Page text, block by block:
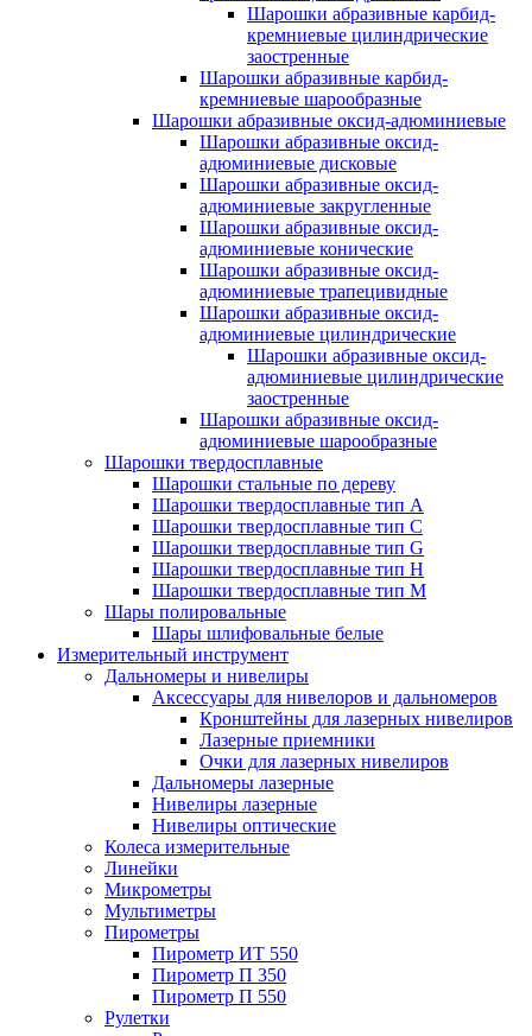
Шарошки абразивные карбид-
кремниевые цилиндрические
заостренные
Шарошки абразивные карбид-
кремниевые шарообразные
Шарошки абразивные оксид-адюминиевые
Шарошки абразивные оксид-
адюминиевые дисковые
Шарошки абразивные оксид-
адюминиевые закругленные
Шарошки абразивные оксид-
адюминиевые конические
Шарошки абразивные оксид-
адюминиевые трапецивидные
Шарошки абразивные оксид-
адюминиевые цилиндрические
Шарошки абразивные оксид-
адюминиевые цилиндрические
заостренные
Шарошки абразивные оксид-
адюминиевые шарообразные
Шарошки твердосплавные
Шарошки стальные по дереву
Шарошки твердосплавные тип A
Шарошки твердосплавные тип C
Шарошки твердосплавные тип G
Шарошки твердосплавные тип H
Шарошки твердосплавные тип M
Шары полировальные
Шары шлифовальные белые
Измерительный инструмент
Дальномеры и нивелиры
Аксессуары для нивелоров и дальномеров
Кронштейны для лазерных нивелиров
Лазерные приемники
Очки для лазерных нивелиров
Дальномеры лазерные
Нивелиры лазерные
Нивелиры оптические
Колеса измерительные
Линейки
Микрометры
Мультиметры
Пирометры
Пирометр ИТ 550
Пирометр П 350
Пирометр П 550
Рулетки